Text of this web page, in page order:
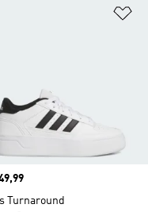
Turnaround